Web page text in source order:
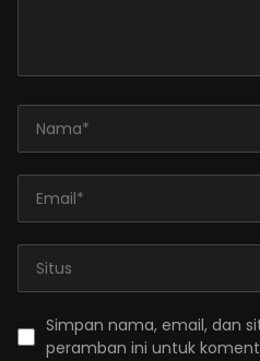
Simpan nama, email, dan
peramban ini untuk